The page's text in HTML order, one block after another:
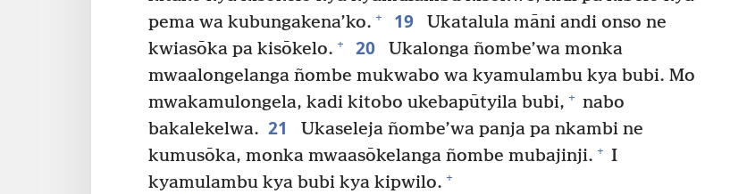
pema wa kubungakena’ko. + 19
Ukatalula māni andi onso ne
kwiasōka pa kisōkelo. + 20
Ukalonga ñombe’wa monka
mwaalongelanga ñombe mukwabo wa kyamulambu kya bubi. Mo
mwakamulongela, kadi kitobo ukebapūtyila bubi, + nabo
bakalekelwa. 21
Ukaseleja ñombe’wa panja pa nkambi ne
kumusōka, monka mwaasōkelanga ñombe mubajinji. + I
kyamulambu kya bubi kya kipwilo. +